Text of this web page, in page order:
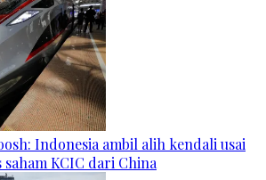
Indonesia ambil alih kendali usai
KCIC dari China